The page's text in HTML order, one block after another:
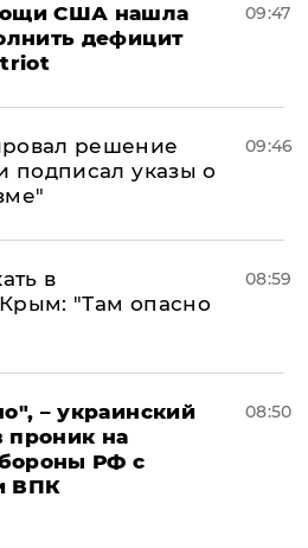
США нашла
дефицит
09:47
решение
подписал указы о
09:46
в
"Там опасно
08:59
– украинский
проник на
РФ с
ВПК
08:50